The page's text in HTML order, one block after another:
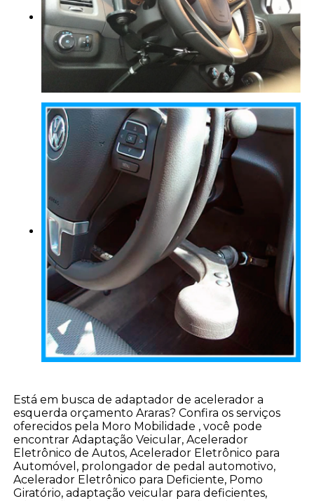
Está em busca de adaptador de acelerador a
esquerda orçamento Araras? Confira os serviços
oferecidos pela Moro Mobilidade , você pode
encontrar Adaptação Veicular, Acelerador
Eletrônico de Autos, Acelerador Eletrônico para
Automóvel, prolongador de pedal automotivo,
Acelerador Eletrônico para Deficiente, Pomo
Giratório, adaptação veicular para deficientes,